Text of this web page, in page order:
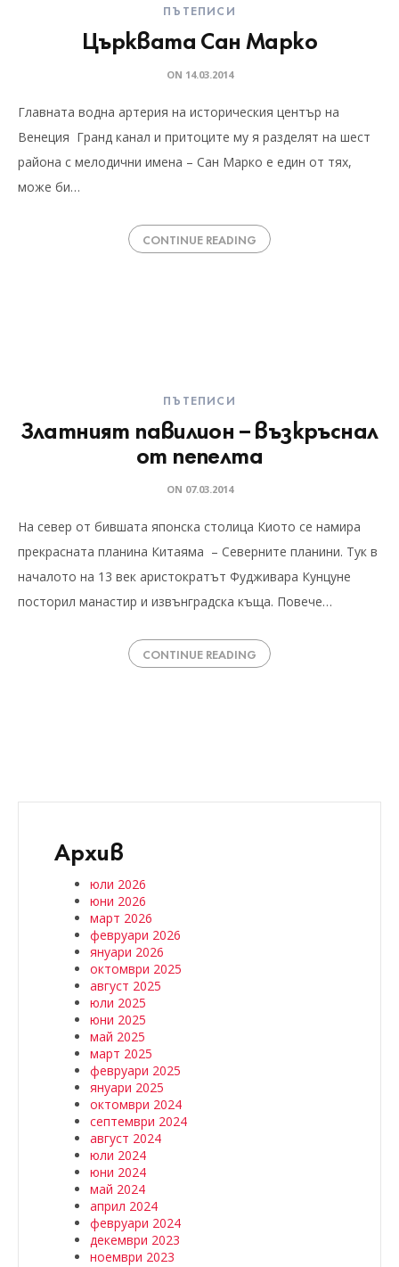
ПЪТЕПИСИ
Църквата Сан Марко
ON 14.03.2014
Главната водна артерия на историческия център на
Венеция Гранд канал и притоците му я разделят на шест
района с мелодични имена – Сан Марко е един от тях,
може би…
CONTINUE READING
ПЪТЕПИСИ
Златният павилион – възкръснал
от пепелта
ON 07.03.2014
На север от бившата японска столица Киото се намира
прекрасната планина Китаяма – Северните планини. Тук в
началото на 13 век аристократът Фудживара Кунцуне
посторил манастир и извънградска къща. Повече…
CONTINUE READING
Архив
юли 2026
юни 2026
март 2026
февруари 2026
януари 2026
октомври 2025
август 2025
юли 2025
юни 2025
май 2025
март 2025
февруари 2025
януари 2025
октомври 2024
септември 2024
август 2024
юли 2024
юни 2024
май 2024
април 2024
февруари 2024
декември 2023
ноември 2023